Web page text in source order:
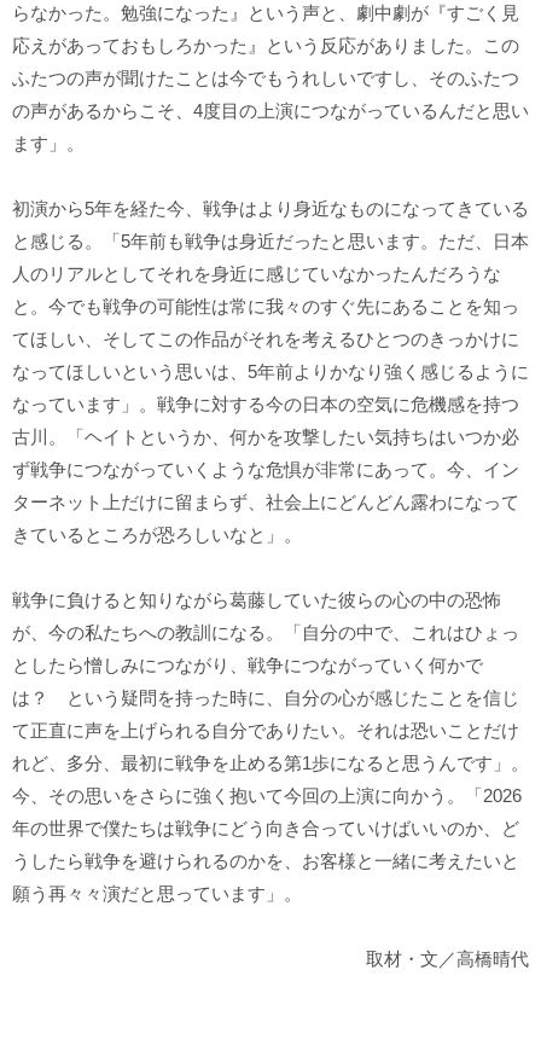
らなかった。勉強になった』という声と、劇中劇が『すごく見
応えがあっておもしろかった』という反応がありました。この
ふたつの声が聞けたことは今でもうれしいですし、そのふたつ
の声があるからこそ、4度目の上演につながっているんだと思い
ます」。
初演から5年を経た今、戦争はより身近なものになってきている
と感じる。「5年前も戦争は身近だったと思います。ただ、日本
人のリアルとしてそれを身近に感じていなかったんだろうな
と。今でも戦争の可能性は常に我々のすぐ先にあることを知っ
てほしい、そしてこの作品がそれを考えるひとつのきっかけに
なってほしいという思いは、5年前よりかなり強く感じるように
なっています」。戦争に対する今の日本の空気に危機感を持つ
古川。「ヘイトというか、何かを攻撃したい気持ちはいつか必
ず戦争につながっていくような危惧が非常にあって。今、イン
ターネット上だけに留まらず、社会上にどんどん露わになって
きているところが恐ろしいなと」。
戦争に負けると知りながら葛藤していた彼らの心の中の恐怖
が、今の私たちへの教訓になる。「自分の中で、これはひょっ
としたら憎しみにつながり、戦争につながっていく何かで
は？ という疑問を持った時に、自分の心が感じたことを信じ
て正直に声を上げられる自分でありたい。それは恐いことだけ
れど、多分、最初に戦争を止める第1歩になると思うんです」。
今、その思いをさらに強く抱いて今回の上演に向かう。「2026
年の世界で僕たちは戦争にどう向き合っていけばいいのか、ど
うしたら戦争を避けられるのかを、お客様と一緒に考えたいと
願う再々々演だと思っています」。
取材・文／高橋晴代